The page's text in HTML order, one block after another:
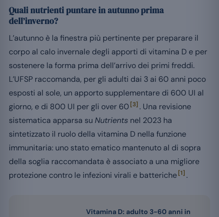
Quali nutrienti puntare in autunno prima
dell’inverno?
L’autunno è la finestra più pertinente per preparare il
corpo al calo invernale degli apporti di vitamina D e per
sostenere la forma prima dell’arrivo dei primi freddi.
L’UFSP raccomanda, per gli adulti dai 3 ai 60 anni poco
esposti al sole, un apporto supplementare di 600 UI al
giorno, e di 800 UI per gli over 60 [3] . Una revisione
sistematica apparsa su Nutrients nel 2023 ha
sintetizzato il ruolo della vitamina D nella funzione
immunitaria: uno stato ematico mantenuto al di sopra
della soglia raccomandata è associato a una migliore
protezione contro le infezioni virali e batteriche[1] .
Vitamina D: adulto 3-60 anni in